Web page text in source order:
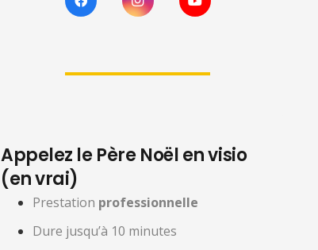
Appelez le Père Noël en visio
(en vrai)
Prestation professionnelle
Dure jusqu’à 10 minutes